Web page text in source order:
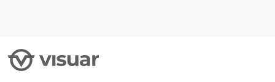
VER MÁS